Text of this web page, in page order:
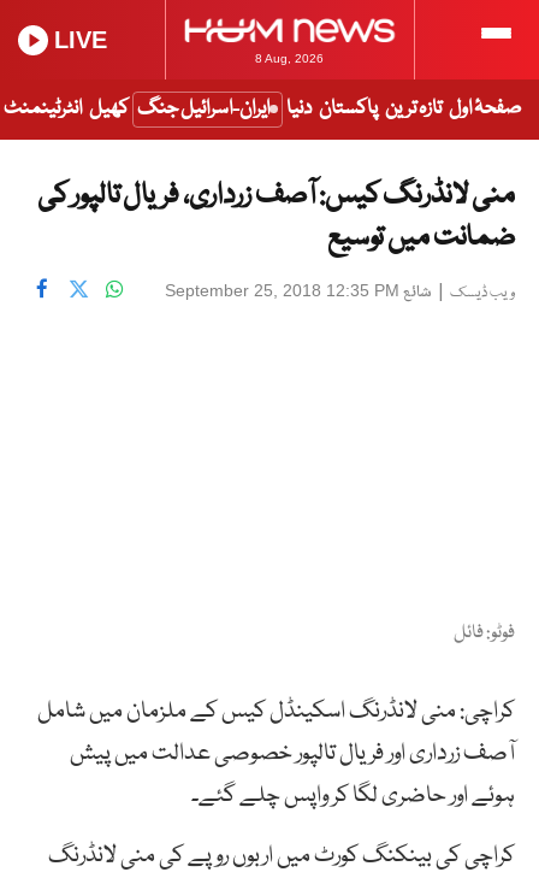
8 Aug, 2026
LIVE
صفحۂ اول تازہ ترین پاکستان دنیا ایران-اسرائیل جنگ کھیل انٹرٹینمنٹ
منی لانڈرنگ کیس: آصف زرداری، فریال تالپور کی
ضمانت میں توسیع
ویب ڈیسک | شائع September 25, 2018 12:35 PM
فوٹو: فائل
کراچی: منی لانڈرنگ اسکینڈل کیس کے ملزمان میں شامل
آصف زرداری اور فریال تالپور خصوصی عدالت میں پیش
ہوئے اور حاضری لگا کر واپس چلے گئے۔
کراچی کی بینکنگ کورٹ میں اربوں روپے کی منی لانڈرنگ